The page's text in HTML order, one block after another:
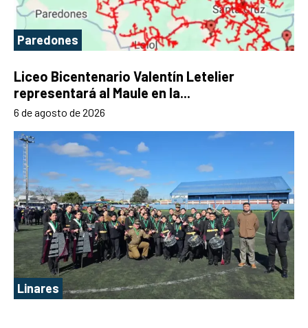
Paredones
Liceo Bicentenario Valentín Letelier
representará al Maule en la...
6 de agosto de 2026
Linares